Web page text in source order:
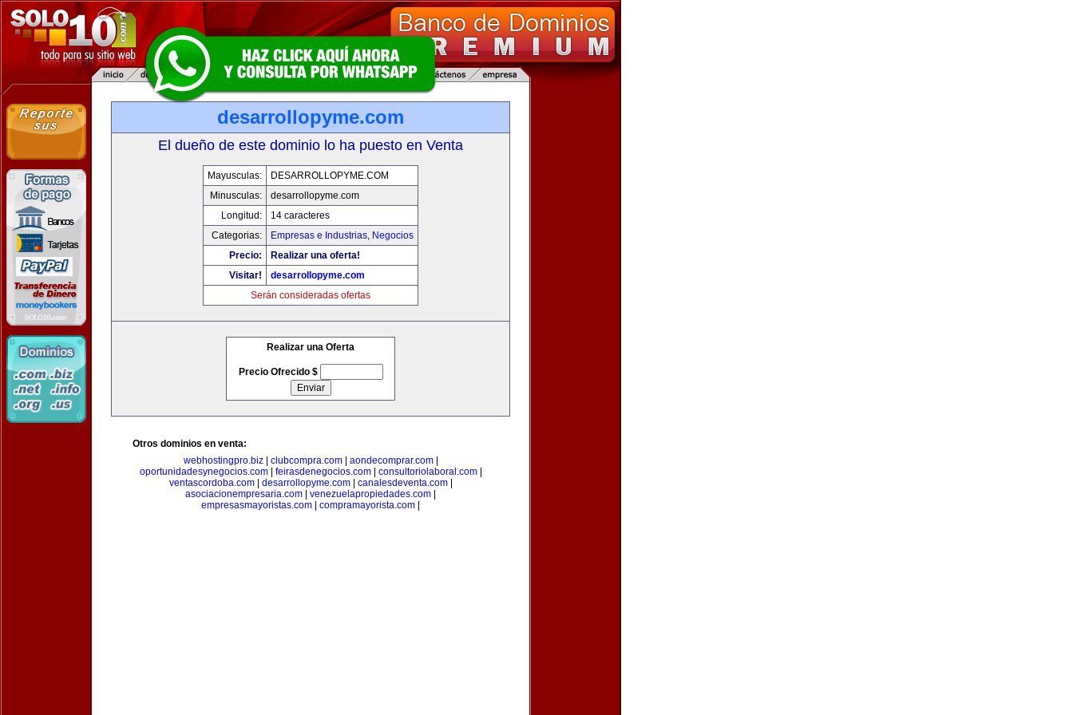
desarrollopyme.com
El dueño de este dominio lo ha puesto en Venta
Mayusculas:
DESARROLLOPYME.COM
Minusculas:
desarrollopyme.com
Longitud:
14 caracteres
Categorias:
Empresas e Industrias, Negocios
Precio:
Realizar una oferta!
Visitar!
desarrollopyme.com
Serán consideradas ofertas
Realizar una Oferta
Precio Ofrecido $
Otros dominios en venta:
webhostingpro.biz| clubcompra.com| aondecomprar.com|
oportunidadesynegocios.com| feirasdenegocios.com| consultoriolaboral.com|
ventascordoba.com| desarrollopyme.com| canalesdeventa.com|
asociacionempresaria.com
venezuelapropiedades.com
empresasmayoristas.com
compramayorista.com